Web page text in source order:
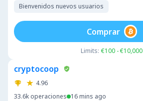
Bienvenidos nuevos usuarios
Limits: €100 - €10,000
Comprar
cryptocoop
4.96
33.6k operaciones 16 mins ago